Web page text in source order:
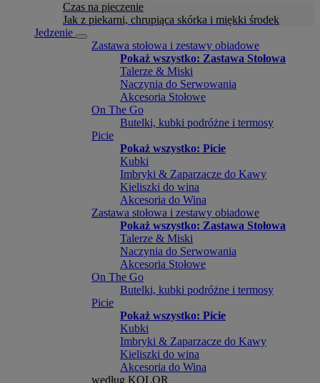
Czas na pieczenie
Jak z piekarni, chrupiąca skórka i miękki środek
Jedzenie
Zastawa stołowa i zestawy obiadowe
Pokaż wszystko: Zastawa Stołowa
Talerze & Miski
Naczynia do Serwowania
Akcesoria Stołowe
On The Go
Butelki, kubki podróżne i termosy
Picie
Pokaż wszystko: Picie
Kubki
Imbryki & Zaparzacze do Kawy
Kieliszki do wina
Akcesoria do Wina
Zastawa stołowa i zestawy obiadowe
Pokaż wszystko: Zastawa Stołowa
Talerze & Miski
Naczynia do Serwowania
Akcesoria Stołowe
On The Go
Butelki, kubki podróżne i termosy
Picie
Pokaż wszystko: Picie
Kubki
Imbryki & Zaparzacze do Kawy
Kieliszki do wina
Akcesoria do Wina
według KOLOR